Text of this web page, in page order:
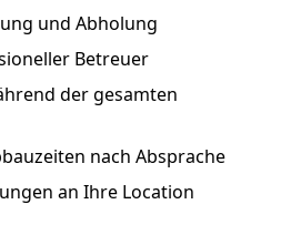
und Abholung
Betreuer
der gesamten
nach Absprache
an Ihre Location